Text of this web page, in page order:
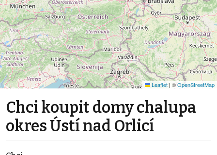
Leaflet | ©OpenStreetMap
Chci koupit domy chalupa
okres Ústí nad Orlicí